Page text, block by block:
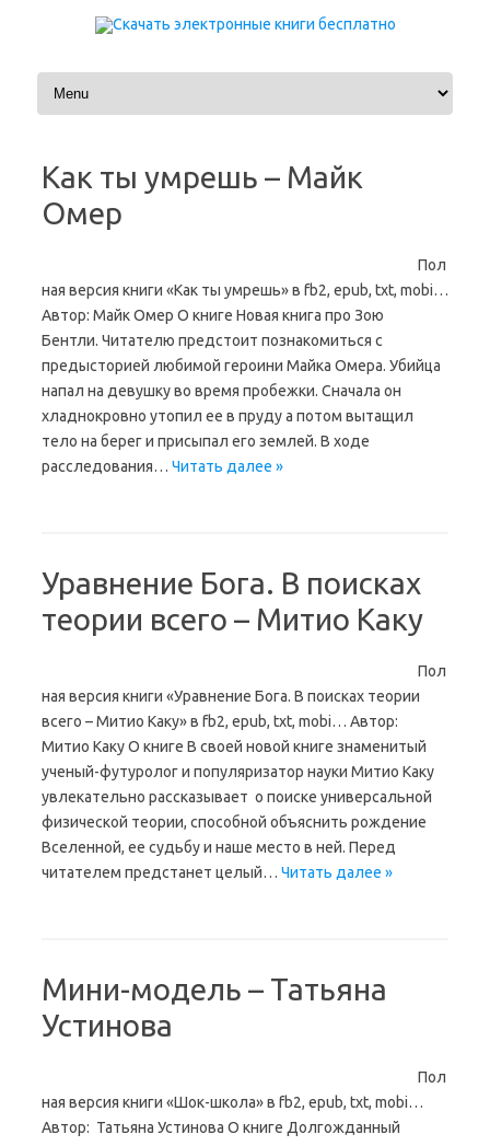
Перейти к содержимому
Как ты умрешь – Майк
Омер
Пол
ная версия книги «Как ты умрешь» в fb2, epub, txt, mobi…
Автор: Майк Омер О книге Новая книга про Зою
Бентли. Читателю предстоит познакомиться с
предысторией любимой героини Майка Омера. Убийца
напал на девушку во время пробежки. Сначала он
хладнокровно утопил ее в пруду а потом вытащил
тело на берег и присыпал его землей. В ходе
расследования… Читать далее »
Уравнение Бога. В поисках
теории всего – Митио Каку
Пол
ная версия книги «Уравнение Бога. В поисках теории
всего – Митио Каку» в fb2, epub, txt, mobi… Автор:
Митио Каку О книге В своей новой книге знаменитый
ученый-футуролог и популяризатор науки Митио Каку
увлекательно рассказывает о поиске универсальной
физической теории, способной объяснить рождение
Вселенной, ее судьбу и наше место в ней. Перед
читателем предстанет целый… Читать далее »
Мини-модель – Татьяна
Устинова
Пол
ная версия книги «Шок-школа» в fb2, epub, txt, mobi…
Автор: Татьяна Устинова О книге Долгожданный